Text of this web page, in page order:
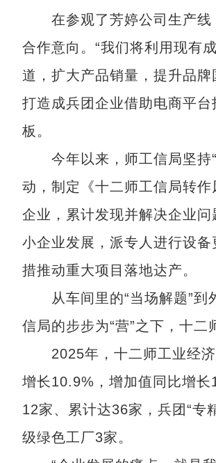
在参观了芳婷公司生产线
合作意向。“我们将利用现有
道，扩大产品销量，提升品
打造成兵团企业借助电商平
板。
今年以来，师工信局坚持“
动，制定《十二师工信局转
企业，累计发现并解决企业
小企业发展，派专人进行设
措推动重大项目落地达产。
从车间里的“当场解题”到外
信局的步步为“营”之下，十二
2025年，十二师工业经济
增长10.9%，增加值同比增
12家、累计达36家，兵团“专
级绿色工厂3家。